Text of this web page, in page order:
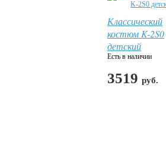
Классический
костюм K-2S0
детский
Есть в наличии
3519 руб.